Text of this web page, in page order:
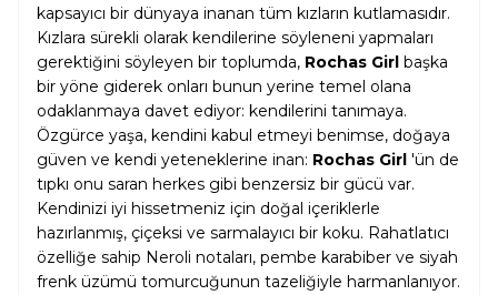
kapsayıcı bir dünyaya inanan tüm kızların kutlamasıdır.
Kızlara sürekli olarak kendilerine söyleneni yapmaları
gerektiğini söyleyen bir toplumda, Rochas Girl başka
bir yöne giderek onları bunun yerine temel olana
odaklanmaya davet ediyor: kendilerini tanımaya.
Özgürce yaşa, kendini kabul etmeyi benimse, doğaya
güven ve kendi yeteneklerine inan: Rochas Girl 'ün de
tıpkı onu saran herkes gibi benzersiz bir gücü var.
Kendinizi iyi hissetmeniz için doğal içeriklerle
hazırlanmış, çiçeksi ve sarmalayıcı bir koku. Rahatlatıcı
özelliğe sahip Neroli notaları, pembe karabiber ve siyah
frenk üzümü tomurcuğunun tazeliğiyle harmanlanıyor.